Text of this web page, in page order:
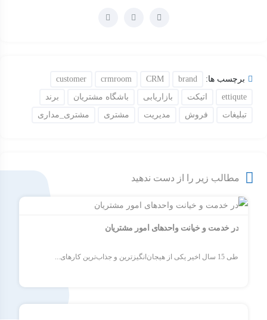
برچسب ها: brand
CRM
crmroom
customer
ettiqute
اتیکت بازاریابی باشگاه مشتریان
برند
تبلیغات
فروش مدیریت مشتری مشتری_مداری
مطالب زیر را از دست ندهید
در خدمت و خیانت واحدهای امور مشتریان
طی 15 سال اخیر یکی از هیجان‌انگیزترین و جذاب‌ترین کارهای...